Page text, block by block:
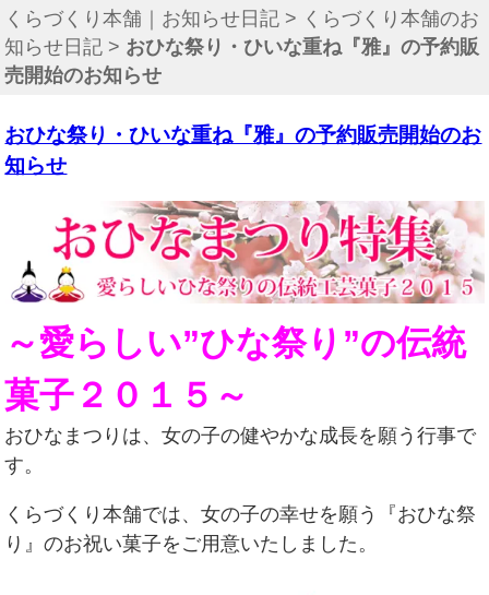
くらづくり本舗｜お知らせ日記 > くらづくり本舗のお
知らせ日記 > おひな祭り・ひいな重ね『雅』の予約販
売開始のお知らせ
おひな祭り・ひいな重ね『雅』の予約販売開始のお
知らせ
～愛らしい”ひな祭り”の伝統
菓子２０１５～
おひなまつりは、女の子の健やかな成長を願う行事で
す。
くらづくり本舗では、女の子の幸せを願う『おひな祭
り』のお祝い菓子をご用意いたしました。